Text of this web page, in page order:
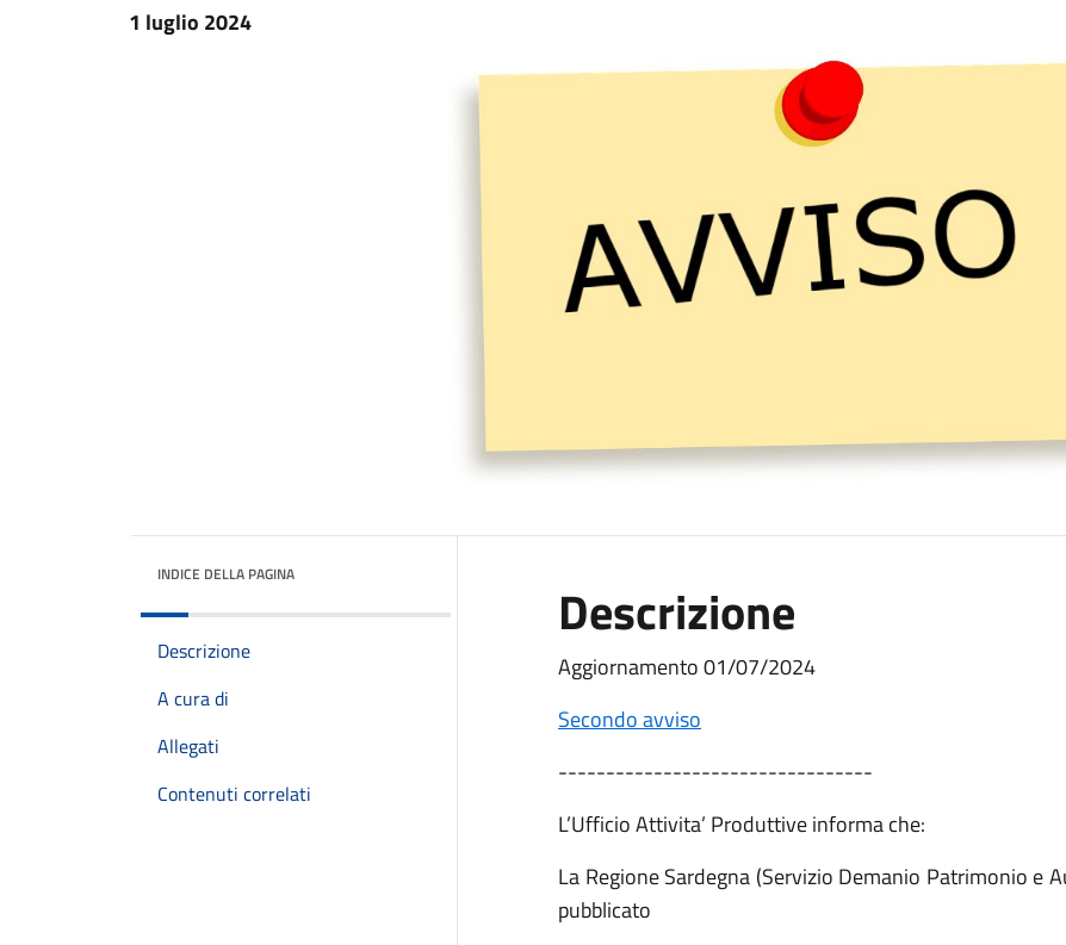
1 luglio 2024
INDICE DELLA PAGINA
Descrizione
A cura di
Allegati
Contenuti correlati
Descrizione
Aggiornamento 01/07/2024
Secondo avviso
---------------------------------
L’Ufficio Attivita’ Produttive informa che:
La Regione Sardegna (Servizio Demanio Patrimonio e
pubblicato